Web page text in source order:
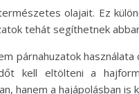
olajait. Ez
tehát segíthetnek
párnahuzatok
kell eltölteni a
hanem a hajápolásban